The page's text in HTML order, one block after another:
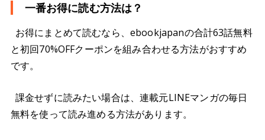
一番お得に読む方法は？
お得にまとめて読むなら、ebookjapanの合計63話無料
と初回70%OFFクーポンを組み合わせる方法がおすすめ
です。
課金せずに読みたい場合は、連載元LINEマンガの毎日
無料を使って読み進める方法があります。